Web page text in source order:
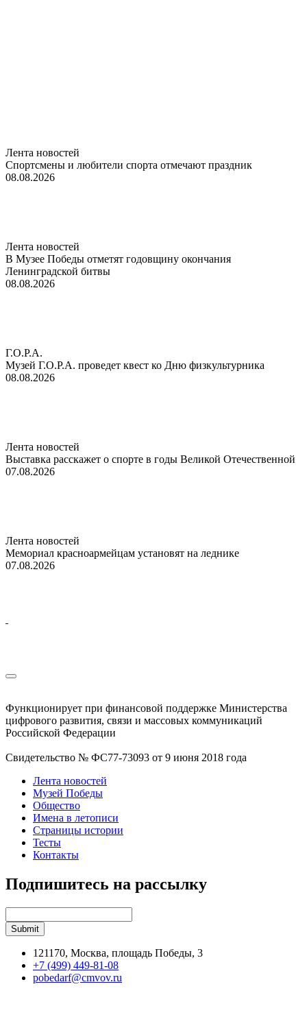
Лента новостей
Спортсмены и любители спорта отмечают праздник
08.08.2026
Лента новостей
В Музее Победы отметят годовщину окончания
Ленинградской битвы
08.08.2026
Г.О.Р.А.
Музей Г.О.Р.А. проведет квест ко Дню физкультурника
08.08.2026
Лента новостей
Выставка расскажет о спорте в годы Великой Отечественной
07.08.2026
Лента новостей
Мемориал красноармейцам установят на леднике
07.08.2026
Функционирует при финансовой поддержке Министерства
цифрового развития, связи и массовых коммуникаций
Российской Федерации
Свидетельство № ФС77-73093 от 9 июня 2018 года
Лента новостей
Музей Победы
Общество
Имена в летописи
Страницы истории
Тесты
Контакты
Подпишитесь на рассылку
121170, Москва, площадь Победы, 3
+7 (499) 449-81-08
pobedarf@cmvov.ru